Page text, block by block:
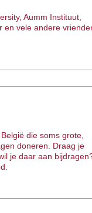
Aumm Instituut,
en vele andere
die soms grote,
doneren. Draag je
je daar aan